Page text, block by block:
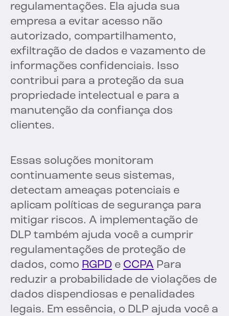
regulamentações. Ela ajuda sua
empresa a evitar acesso não
autorizado, compartilhamento,
exfiltração de dados e vazamento de
informações confidenciais. Isso
contribui para a proteção da sua
propriedade intelectual e para a
manutenção da confiança dos
clientes.
Essas soluções monitoram
continuamente seus sistemas,
detectam ameaças potenciais e
aplicam políticas de segurança para
mitigar riscos. A implementação de
DLP também ajuda você a cumprir
regulamentações de proteção de
dados, como RGPD e CCPA Para
reduzir a probabilidade de violações de
dados dispendiosas e penalidades
legais. Em essência, o DLP ajuda você a